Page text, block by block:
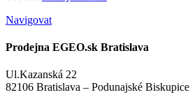
Navigovat
Prodejna EGEO.sk Bratislava
Ul.Kazanská 22
82106 Bratislava – Podunajské Biskupice